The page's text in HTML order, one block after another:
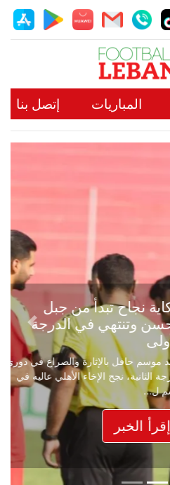
المباريات إتصل بنا
من جبل
في الدرجة
والصراع في دوري
الأهلي عاليه في
Next